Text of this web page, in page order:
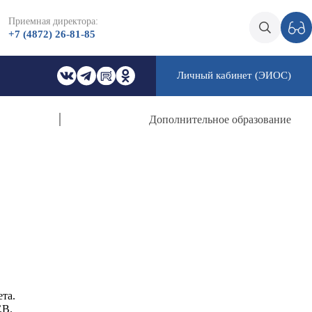
Приемная директора:
+7 (4872) 26-81-85
Личный кабинет (ЭИОС)
Дополнительное образование